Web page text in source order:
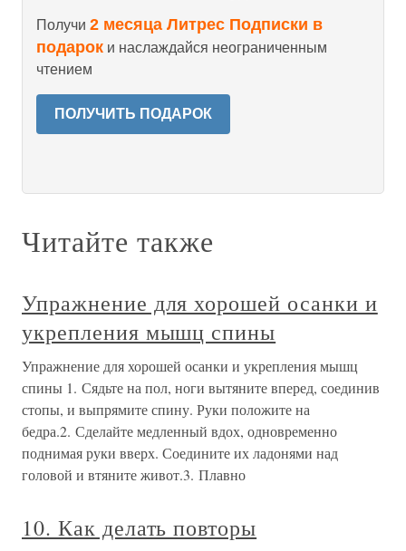
Получи 2 месяца Литрес Подписки в
подарок и наслаждайся неограниченным
чтением
ПОЛУЧИТЬ ПОДАРОК
Читайте также
Упражнение для хорошей осанки и
укрепления мышц спины
Упражнение для хорошей осанки и укрепления мышц
спины 1. Сядьте на пол, ноги вытяните вперед, соединив
стопы, и выпрямите спину. Руки положите на
бедра.2. Сделайте медленный вдох, одновременно
поднимая руки вверх. Соедините их ладонями над
головой и втяните живот.3. Плавно
10. Как делать повторы